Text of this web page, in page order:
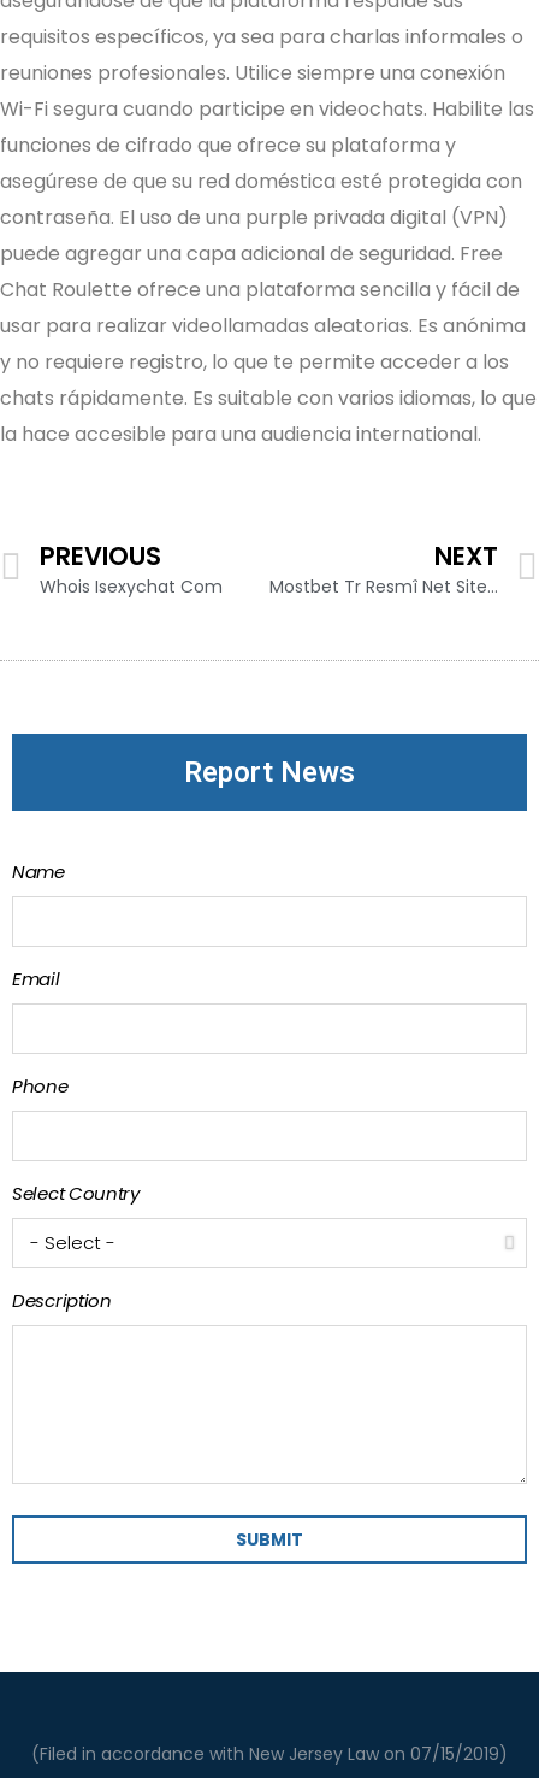
requisitos específicos, ya sea para charlas informales o
reuniones profesionales. Utilice siempre una conexión
Wi-Fi segura cuando participe en videochats. Habilite las
funciones de cifrado que ofrece su plataforma y
asegúrese de que su red doméstica esté protegida con
contraseña. El uso de una purple privada digital (VPN)
puede agregar una capa adicional de seguridad. Free
Chat Roulette ofrece una plataforma sencilla y fácil de
usar para realizar videollamadas aleatorias. Es anónima
y no requiere registro, lo que te permite acceder a los
chats rápidamente. Es suitable con varios idiomas, lo que
la hace accesible para una audiencia international.
PREVIOUS
Whois Isexychat Com
NEXT
Mostbet Tr Resmî Net Sitesinde Giriş Empieza Kayıt Olma
Report News
Name
Email
Phone
Select Country
Description
SUBMIT
(Filed in accordance with New Jersey Law on 07/15/2019)